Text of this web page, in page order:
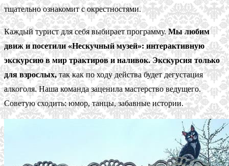
тщательно ознакомит с окрестностями.
Каждый турист для себя выбирает программу.Мы любим
движ и посетили «Нескучный музей»: интерактивную
экскурсию в мир трактиров и наливок. Экскурсия только
для взрослых,так как по ходу действа будет дегустация
алкоголя. Наша команда заценила мастерство ведущего.
Советую сходить: юмор, танцы, забавные истории.